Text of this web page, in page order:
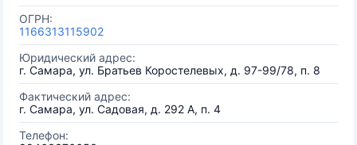
ОГРН:
1166313115902
Юридический адрес:
г. Самара, ул. Братьев Коростелевых, д. 97-99/78, п. 8
Фактический адрес:
г. Самара, ул. Садовая, д. 292 А, п. 4
Телефон: